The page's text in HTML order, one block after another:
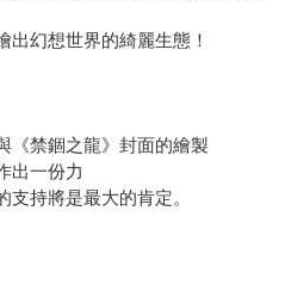
出幻想世界的綺麗生態！
《禁錮之龍》封面的繪製
出一份力
持將是最大的肯定。